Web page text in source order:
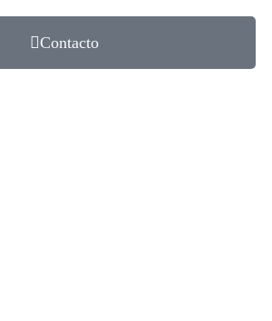
Contacto